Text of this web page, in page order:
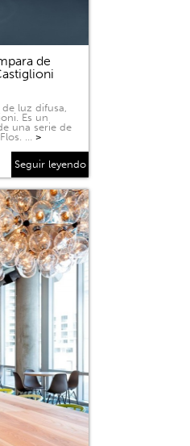
de
luz difusa,
Es un
una serie de
… >
Seguir leyendo